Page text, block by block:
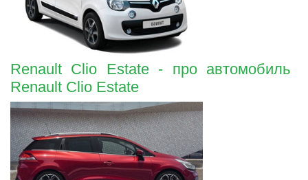
Renault Clio Estate - про автомобиль
Renault Clio Estate